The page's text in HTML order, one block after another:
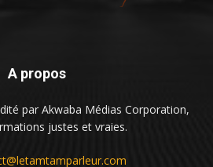
A propos
par Akwaba Médias Corporation,
justes et vraies.